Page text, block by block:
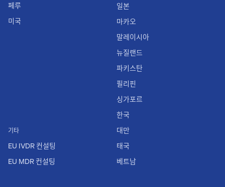
페루
미국
기타
EU IVDR 컨설팅
EU MDR 컨설팅
일본
마카오
말레이시아
뉴질랜드
파키스탄
필리핀
싱가포르
한국
대만
태국
베트남